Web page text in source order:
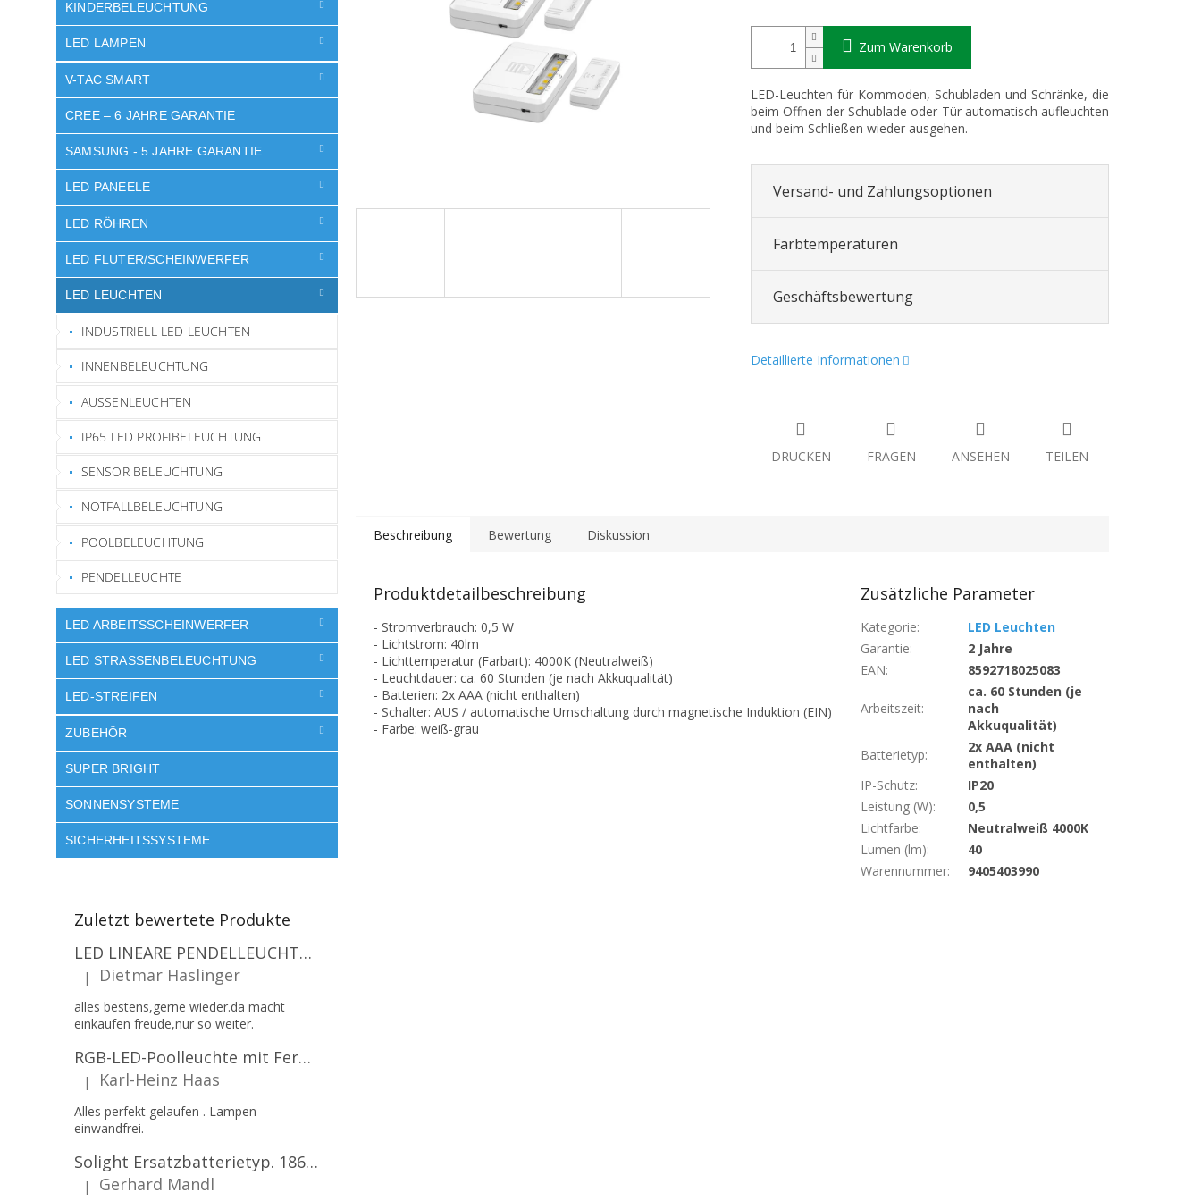
KINDERBELEUCHTUNG
LED LAMPEN
V-TAC SMART
CREE – 6 JAHRE GARANTIE
SAMSUNG - 5 JAHRE GARANTIE
LED PANEELE
LED RÖHREN
LED FLUTER/SCHEINWERFER
LED LEUCHTEN
INDUSTRIELL LED LEUCHTEN
INNENBELEUCHTUNG
AUSSENLEUCHTEN
IP65 LED PROFIBELEUCHTUNG
SENSOR BELEUCHTUNG
NOTFALLBELEUCHTUNG
POOLBELEUCHTUNG
PENDELLEUCHTE
LED ARBEITSSCHEINWERFER
LED STRASSENBELEUCHTUNG
LED-STREIFEN
ZUBEHÖR
SUPER BRIGHT
SONNENSYSTEME
SICHERHEITSSYSTEME
Zuletzt bewertete Produkte
LED LINEARE PENDELLEUCHTE EXECULINE 120CM, 30W, 3750LM, 96°, 4000K, IP20, WEISS [207806]
Die Produktbewertung beträgt 5 von 5 Sternen.
| Dietmar Haslinger
alles bestens,gerne wieder.da macht
einkaufen freude,nur so weiter.
RGB-LED-Poolleuchte mit Fernbedienung, 12W, 1260lm, PAR56, 12V, 1+1 gratis!
Die Produktbewertung beträgt 5 von 5 Sternen.
| Karl-Heinz Haas
Alles perfekt gelaufen . Lampen
einwandfrei.
Solight Ersatzbatterietyp. 18650, 3,7 V, Li-Ion, 2200 mAh [WN900]
Die Produktbewertung beträgt 5 von 5 Sternen.
| Gerhard Mandl
Zum Warenkorb
LED-Leuchten für Kommoden, Schubladen und Schränke, die
beim Öffnen der Schublade oder Tür automatisch aufleuchten
und beim Schließen wieder ausgehen.
Versand- und Zahlungsoptionen
Farbtemperaturen
Geschäftsbewertung
Detaillierte Informationen
DRUCKEN FRAGEN ANSEHEN TEILEN
Beschreibung Bewertung Diskussion
Produktdetailbeschreibung
- Stromverbrauch: 0,5 W
- Lichtstrom: 40lm
- Lichttemperatur (Farbart): 4000K (Neutralweiß)
- Leuchtdauer: ca. 60 Stunden (je nach Akkuqualität)
- Batterien: 2x AAA (nicht enthalten)
- Schalter: AUS / automatische Umschaltung durch magnetische Induktion (EIN)
- Farbe: weiß-grau
Zusätzliche Parameter
Kategorie:
LED Leuchten
Garantie:
2 Jahre
EAN: 8592718025083
Arbeitszeit:
ca. 60 Stunden (je
nach
Akkuqualität)
Batterietyp:
2x AAA (nicht
enthalten)
IP-Schutz:
IP20
Leistung (W):
0,5
Lichtfarbe:
Neutralweiß 4000K
Lumen (lm):
40
Warennummer: 9405403990